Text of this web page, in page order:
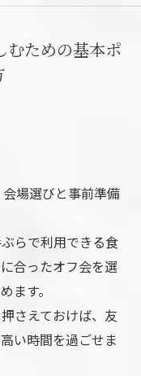
むための基本ポ
場選びと事前準備
らで利用できる食
合ったオフ会を選
ます。
さえておけば、友
い時間を過ごせま